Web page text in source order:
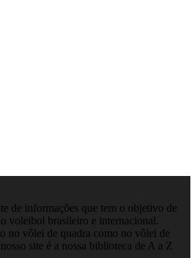
de informações que tem o objetivo de
voleibol brasileiro e internacional.
no vôlei de quadra como no vôlei de
site é a nossa biblioteca de A a Z